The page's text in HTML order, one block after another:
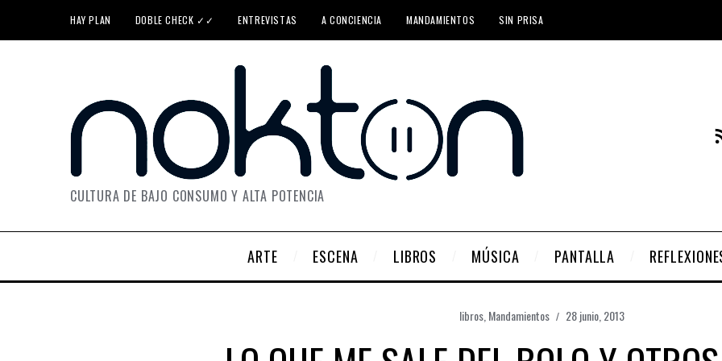
HAY PLAN DOBLE CHECK ✓✓ ENTREVISTAS A CONCIENCIA MANDAMIENTOS SIN PRISA
CULTURA DE BAJO CONSUMO Y ALTA POTENCIA
ARTE ESCENA LIBROS MÚSICA PANTALLA
libros, Mandamientos 28 junio, 2013